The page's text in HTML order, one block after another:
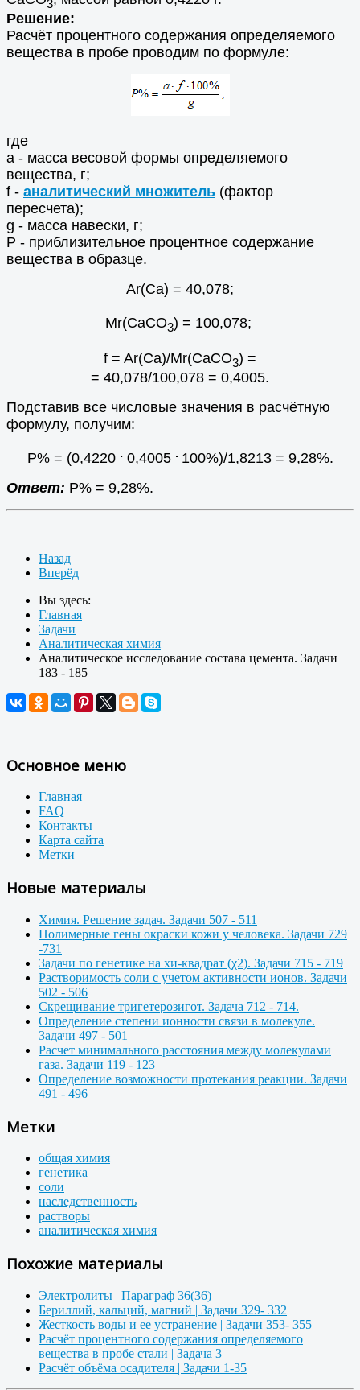
3
Решение:
Расчёт процентного содержания определяемого
вещества в пробе проводим по формуле:
где
а - масса весовой формы определяемого
вещества, г;
f - аналитический множитель (фактор
пересчета);
g - масса навески, г;
Р - приблизительное процентное содержание
вещества в образце.
Ar(Са) = 40,078;
Mr(СаСО3) = 100,078;
f = Ar(Са)/Mr(СаСО3) =
= 40,078/100,078 = 0,4005.
Подставив все числовые значения в расчётную
формулу, получим:
Р% = (0,4220 .0,4005 . 100%)/1,8213 = 9,28%.
Ответ: Р% = 9,28%.
Назад
Вперёд
Вы здесь:
Главная
Задачи
Аналитическая химия
Аналитическое исследование состава цемента. Задачи
183 - 185
Основное меню
Главная
FAQ
Контакты
Карта сайта
Метки
Новые материалы
Химия. Решение задач. Задачи 507 - 511
Полимерные гены окраски кожи у человека. Задачи 729
-731
Задачи по генетике на хи-квадрат (χ2). Задачи 715 - 719
Растворимость соли с учетом активности ионов. Задачи
502 - 506
Скрещивание тригетерозигот. Задача 712 - 714.
Определение степени ионности связи в молекуле.
Задачи 497 - 501
Расчет минимального расстояния между молекулами
газа. Задачи 119 - 123
Определение возможности протекания реакции. Задачи
491 - 496
Метки
общая химия
генетика
соли
наследственность
растворы
аналитическая химия
Похожие материалы
Электролиты | Параграф 36(36)
Бериллий, кальций, магний | Задачи 329- 332
Жесткость воды и ее устранение | Задачи 353- 355
Расчёт процентного содержания определяемого
вещества в пробе стали | Задача 3
Расчёт объёма осадителя | Задачи 1-35